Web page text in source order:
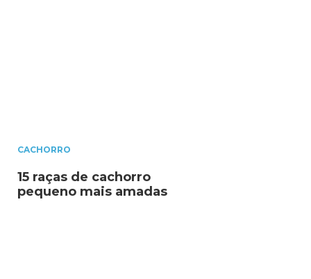
CACHORRO
15 raças de cachorro
pequeno mais amadas